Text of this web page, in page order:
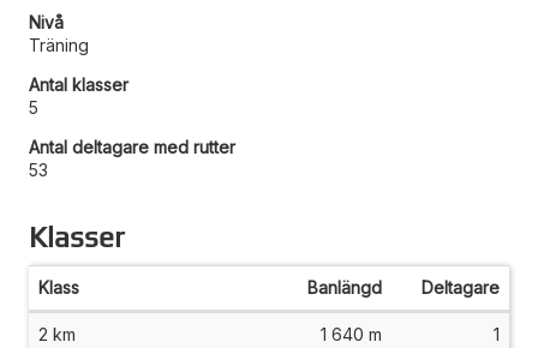
Nivå
Träning
Antal klasser
5
Antal deltagare med rutter
53
Klasser
Klass Banlängd Deltagare
2 km 1 640 m 1